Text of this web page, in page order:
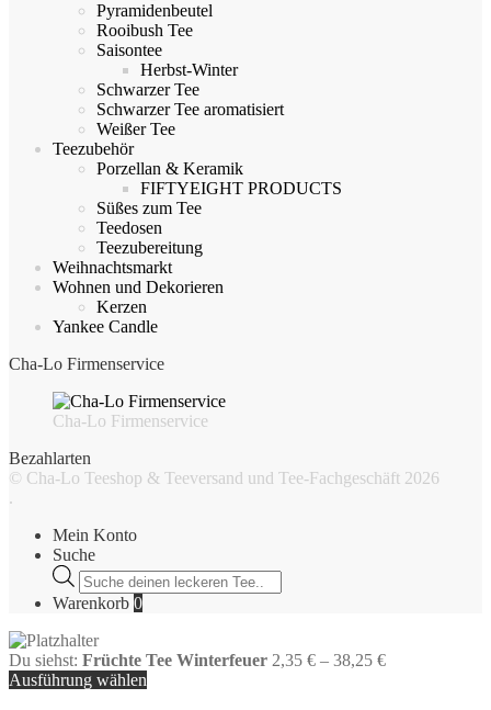
Pyramidenbeutel
Rooibush Tee
Saisontee
Herbst-Winter
Schwarzer Tee
Schwarzer Tee aromatisiert
Weißer Tee
Teezubehör
Porzellan & Keramik
FIFTYEIGHT PRODUCTS
Süßes zum Tee
Teedosen
Teezubereitung
Weihnachtsmarkt
Wohnen und Dekorieren
Kerzen
Yankee Candle
Cha-Lo Firmenservice
Cha-Lo Firmenservice
Bezahlarten
© Cha-Lo Teeshop & Teeversand und Tee-Fachgeschäft 2026
.
Mein Konto
Suche
Products
search
Warenkorb 0
Du siehst: Früchte Tee Winterfeuer 2,35 € – 38,25 €
Ausführung wählen